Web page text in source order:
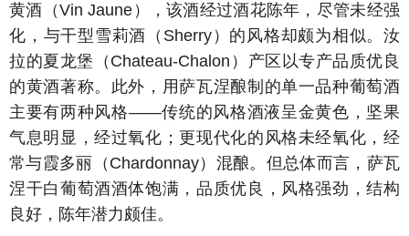
黄酒（Vin Jaune），该酒经过酒花陈年，尽管未经强
化，与干型雪莉酒（Sherry）的风格却颇为相似。汝
拉的夏龙堡（Chateau-Chalon）产区以专产品质优良
的黄酒著称。此外，用萨瓦涅酿制的单一品种葡萄酒
主要有两种风格——传统的风格酒液呈金黄色，坚果
气息明显，经过氧化；更现代化的风格未经氧化，经
常与霞多丽（Chardonnay）混酿。但总体而言，萨瓦
涅干白葡萄酒酒体饱满，品质优良，风格强劲，结构
良好，陈年潜力颇佳。